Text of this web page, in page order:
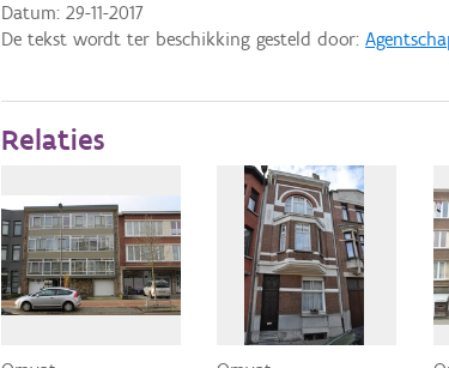
Datum:29-11-2017
De tekst wordt ter beschikking gesteld door:
Relaties